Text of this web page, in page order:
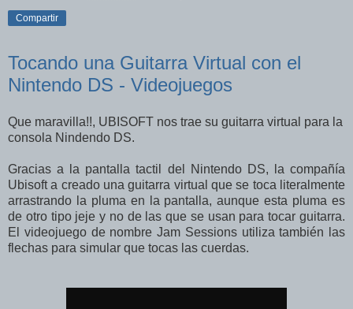
Compartir
Tocando una Guitarra Virtual con el
Nintendo DS - Videojuegos
Que maravilla!!, UBISOFT nos trae su guitarra virtual para la
consola Nindendo DS.
Gracias a la pantalla tactil del Nintendo DS, la compañía
Ubisoft a creado una guitarra virtual que se toca literalmente
arrastrando la pluma en la pantalla, aunque esta pluma es
de otro tipo jeje y no de las que se usan para tocar guitarra.
El videojuego de nombre Jam Sessions utiliza también las
flechas para simular que tocas las cuerdas.